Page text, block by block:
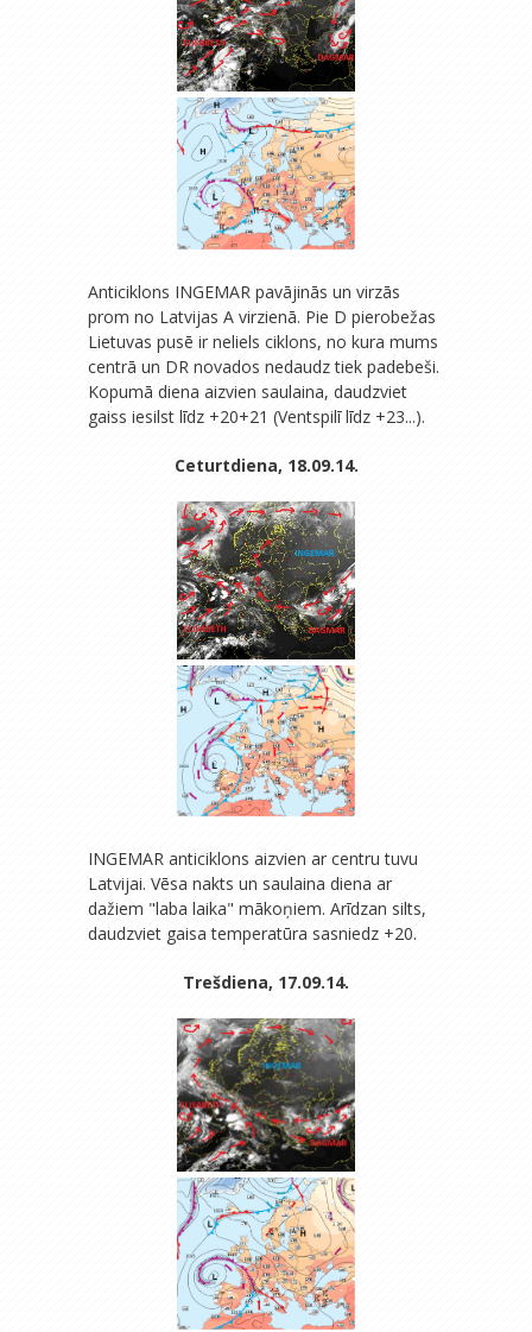
Anticiklons INGEMAR pavājinās un virzās
prom no Latvijas A virzienā. Pie D pierobežas
Lietuvas pusē ir neliels ciklons, no kura mums
centrā un DR novados nedaudz tiek padebeši.
Kopumā diena aizvien saulaina, daudzviet
gaiss iesilst līdz +20+21 (Ventspilī līdz +23...).
Ceturtdiena, 18.09.14.
INGEMAR anticiklons aizvien ar centru tuvu
Latvijai. Vēsa nakts un saulaina diena ar
dažiem "laba laika" mākoņiem. Arīdzan silts,
daudzviet gaisa temperatūra sasniedz +20.
Trešdiena, 17.09.14.